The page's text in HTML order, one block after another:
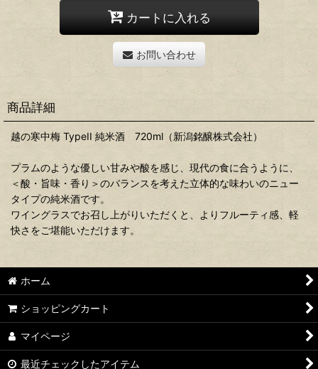
カートに入れる
お問い合わせ
商品詳細
越の寒中梅 TypeII 純米酒 720ml（新潟銘醸株式会社）
プラムのような優しい甘みや酸を感じ、現代の食に合うように、
＜酸・旨味・香り＞のバランスを考えた立体的な味わいのニュー
タイプの純米酒です。
ワイングラスでお召し上がりいただくと、よりフルーティ感、軽
快さをご堪能いただけます。
ホーム
ショッピングカート
マイページ
最近チェックしたアイテム